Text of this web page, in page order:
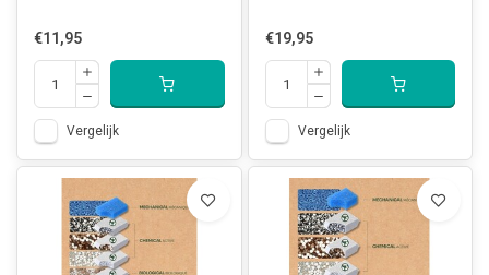
€11,95
Vergelijk
€19,95
Vergelijk